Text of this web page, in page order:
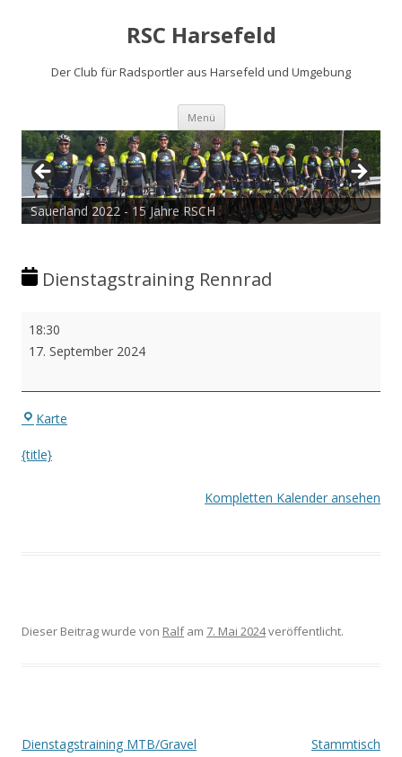
RSC Harsefeld
Der Club für Radsportler aus Harsefeld und Umgebung
Menü Zum
springen
Sauerland 2022 - 15 Jahre RSCH
Tour de Cux 2020
Dienstagstraining Rennrad
18:30
17. September 2024
Karte
{title}
Kompletten Kalender ansehen
Dieser Beitrag wurde von Ralfam 7. Mai 2024veröffentlicht.
Beitrags-
Dienstagstraining MTB/Gravel Stammtisch